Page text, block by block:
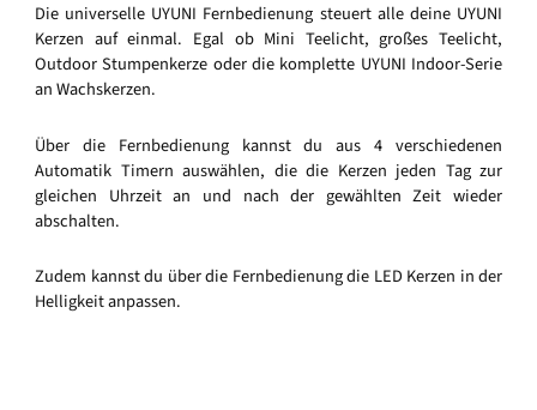
Die universelle UYUNI Fernbedienung steuert alle deine UYUNI
Kerzen auf einmal. Egal ob Mini Teelicht, großes Teelicht,
Outdoor Stumpenkerze oder die komplette UYUNI Indoor-Serie
an Wachskerzen.
Über die Fernbedienung kannst du aus 4 verschiedenen
Automatik Timern auswählen, die die Kerzen jeden Tag zur
gleichen Uhrzeit an und nach der gewählten Zeit wieder
abschalten.
Zudem kannst du über die Fernbedienung die LED Kerzen in der
Helligkeit anpassen.